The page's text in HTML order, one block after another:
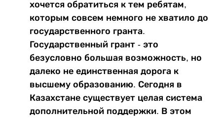
хочется обратиться к тем ребятам,
которым совсем немного не хватило до
государственного гранта.
Государственный грант - это
безусловно большая возможность, но
далеко не единственная дорога к
высшему образованию. Сегодня в
Казахстане существует целая система
дополнительной поддержки. В этом